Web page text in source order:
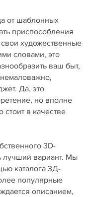
от шаблонных
приспособления
художественные
словами, это
ваш быт,
Да, это
но вполне
стоит в качестве
3D-
лучший вариант. Мы
каталога 3Д-
популярные
описанием,